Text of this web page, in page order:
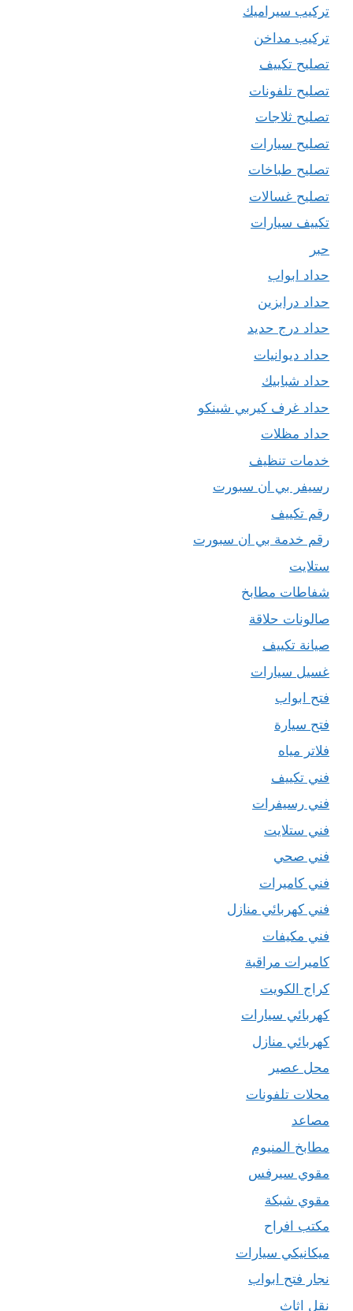
تركيب سيراميك
تركيب مداخن
تصليح تكييف
تصليح تلفونات
تصليح ثلاجات
تصليح سيارات
تصليح طباخات
تصليح غسالات
تكييف سيارات
حبر
حداد ابواب
حداد درابزين
حداد درج حديد
حداد ديوانيات
حداد شبابيك
حداد غرف كيربي شينكو
حداد مظلات
خدمات تنظيف
رسيفر بي ان سبورت
رقم تكييف
رقم خدمة بي ان سبورت
ستلايت
شفاطات مطابخ
صالونات حلاقة
صيانة تكييف
غسيل سيارات
فتح ابواب
فتح سيارة
فلاتر مياه
فني تكييف
فني رسيفرات
فني ستلايت
فني صحي
فني كاميرات
فني كهربائي منازل
فني مكيفات
كاميرات مراقبة
كراج الكويت
كهربائي سيارات
كهربائي منازل
محل عصير
محلات تلفونات
مصاعد
مطابخ المنيوم
مقوي سيرفس
مقوي شبكة
مكتب افراح
ميكانيكي سيارات
نجار فتح ابواب
نقل اثاث